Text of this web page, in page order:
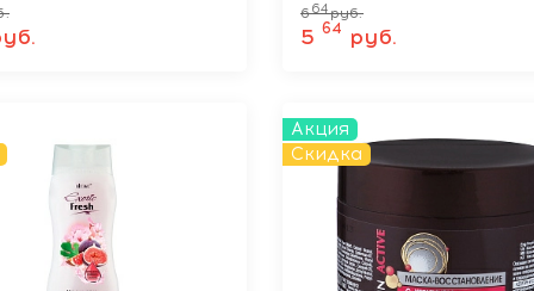
664руб.
5 64 руб.
Акция
Скидка